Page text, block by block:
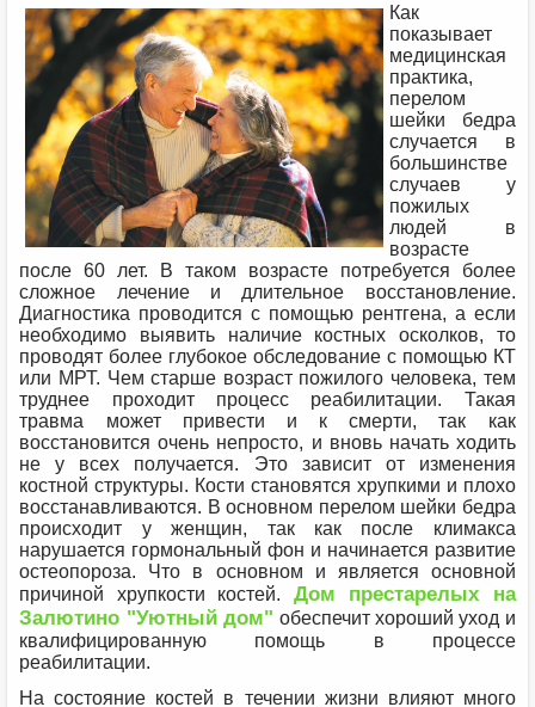
Как
показывает
медицинская
практика,
перелом
шейки бедра
случается в
большинстве
случаев у
пожилых
людей в
возрасте
после 60 лет. В таком возрасте потребуется более
сложное лечение и длительное восстановление.
Диагностика проводится с помощью рентгена, а если
необходимо выявить наличие костных осколков, то
проводят более глубокое обследование с помощью КТ
или МРТ. Чем старше возраст пожилого человека, тем
труднее проходит процесс реабилитации. Такая
травма может привести и к смерти, так как
восстановится очень непросто, и вновь начать ходить
не у всех получается. Это зависит от изменения
костной структуры. Кости становятся хрупкими и плохо
восстанавливаются. В основном перелом шейки бедра
происходит у женщин, так как после климакса
нарушается гормональный фон и начинается развитие
остеопороза. Что в основном и является основной
причиной хрупкости костей. Дом престарелых на
Залютино "Уютный дом" обеспечит хороший уход и
квалифицированную помощь в процессе
реабилитации.
На состояние костей в течении жизни влияют много